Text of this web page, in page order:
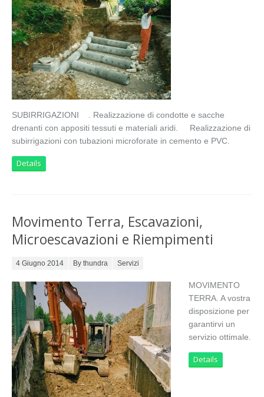
SUBIRRIGAZIONI . Realizzazione di condotte e sacche
drenanti con appositi tessuti e materiali aridi. Realizzazione di
subirrigazioni con tubazioni microforate in cemento e PVC.
Details
Movimento Terra, Escavazioni,
Microescavazioni e Riempimenti
Posted on
4 Giugno 2014 By thundra Servizi
MOVIMENTO
TERRA. A vostra
disposizione per
garantirvi un
servizio ottimale.
Details